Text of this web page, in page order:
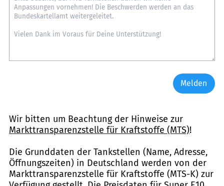
Melden
Wir bitten um Beachtung der Hinweise zur
Markttransparenzstelle für Kraftstoffe (MTS)!
Die Grunddaten der Tankstellen (Name, Adresse,
Öffnungszeiten) in Deutschland werden von der
Markttransparenzstelle für Kraftstoffe (MTS-K) zur